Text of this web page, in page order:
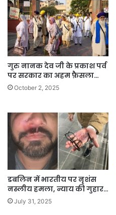
गुरु नानक देव जी के प्रकाश पर्व
पर सरकार का अहम फ़ैसला…
October 2, 2025
डबलिन में भारतीय पर नृशंस
नस्लीय हमला, न्याय की गुहार…
July 31, 2025